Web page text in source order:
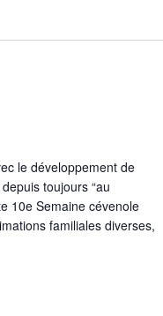
le développement de
toujours “au
10e Semaine cévenole
familiales diverses,